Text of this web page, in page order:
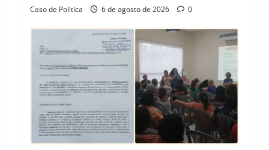
Caso de Politica 6 de agosto de 2026 0